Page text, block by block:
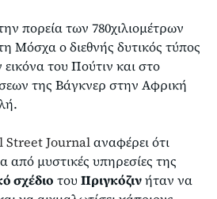
πορεία των 780χιλιομέτρων
Μόσχα ο διεθνής δυτικός τύπος
του Πούτιν και στο
της Βάγκνερ στην Αφρική
Street Journalαναφέρει ότι
μυστικές υπηρεσίες της
σχέδιο του Πριγκόζινήταν να